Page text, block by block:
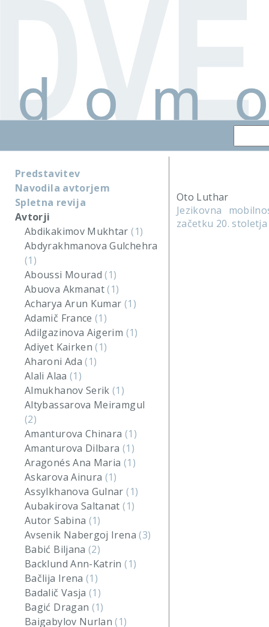
Predstavitev
Navodila avtorjem
Spletna revija
Avtorji
Abdikakimov Mukhtar(1)
Abdyrakhmanova Gulchehra
(1)
Aboussi Mourad(1)
Abuova Akmanat(1)
Acharya Arun Kumar (1)
Adamič France(1)
Adilgazinova Aigerim (1)
Adiyet Kairken(1)
Aharoni Ada(1)
Alali Alaa (1)
Almukhanov Serik(1)
Altybassarova Meiramgul
(2)
Amanturova Chinara (1)
Amanturova Dilbara (1)
Aragonés Ana Maria (1)
Askarova Ainura (1)
Assylkhanova Gulnar(1)
Aubakirova Saltanat(1)
Autor Sabina (1)
Avsenik Nabergoj Irena(3)
Babić Biljana(2)
Backlund Ann-Katrin(1)
Bačlija Irena(1)
Badalič Vasja(1)
Bagić Dragan (1)
Baigabylov Nurlan(1)
Oto Luthar
Jezikovna
začetku 20. stoletja